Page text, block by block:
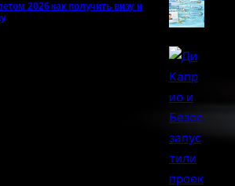
2026 как получить визу и